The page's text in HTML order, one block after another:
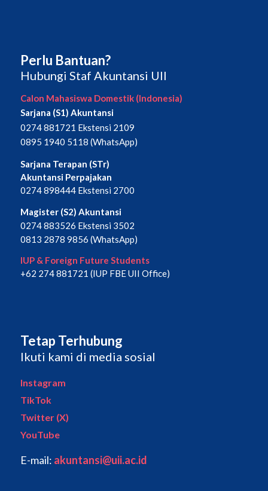
Perlu Bantuan?
Hubungi Staf Akuntansi UII
Calon Mahasiswa Domestik (Indonesia)
Sarjana (S1) Akuntansi
0274 881721 Ekstensi 2109
0895 1940 5118 (WhatsApp)
Sarjana Terapan (STr)
Akuntansi Perpajakan
0274 898444 Ekstensi 2700
Magister (S2) Akuntansi
0274 883526 Ekstensi 3502
0813 2878 9856 (WhatsApp)
IUP & Foreign Future Students
+62 274 881721 (IUP FBE UII Office)
Tetap Terhubung
Ikuti kami di media sosial
Instagram
TikTok
Twitter (X)
YouTube
E-mail: akuntansi@uii.ac.id